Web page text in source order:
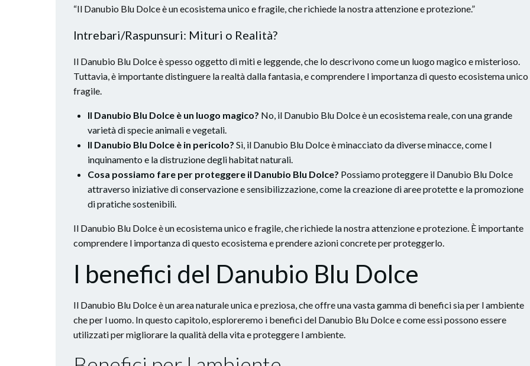
“Il Danubio Blu Dolce è un ecosistema unico e fragile, che richiede la nostra attenzione e protezione.”
Intrebari/Raspunsuri: Mituri o Realità?
Il Danubio Blu Dolce è spesso oggetto di miti e leggende, che lo descrivono come un luogo magico e misterioso.
Tuttavia, è importante distinguere la realtà dalla fantasia, e comprendere l importanza di questo ecosistema unico
fragile.
Il Danubio Blu Dolce è un luogo magico? No, il Danubio Blu Dolce è un ecosistema reale, con una grande
varietà di specie animali e vegetali.
Il Danubio Blu Dolce è in pericolo? Sì, il Danubio Blu Dolce è minacciato da diverse minacce, come l
inquinamento e la distruzione degli habitat naturali.
Cosa possiamo fare per proteggere il Danubio Blu Dolce? Possiamo proteggere il Danubio Blu Dolce
attraverso iniziative di conservazione e sensibilizzazione, come la creazione di aree protette e la promozione
di pratiche sostenibili.
Il Danubio Blu Dolce è un ecosistema unico e fragile, che richiede la nostra attenzione e protezione. È importante
comprendere l importanza di questo ecosistema e prendere azioni concrete per proteggerlo.
I benefici del Danubio Blu Dolce
Il Danubio Blu Dolce è un area naturale unica e preziosa, che offre una vasta gamma di benefici sia per l ambiente
che per l uomo. In questo capitolo, esploreremo i benefici del Danubio Blu Dolce e come essi possono essere
utilizzati per migliorare la qualità della vita e proteggere l ambiente.